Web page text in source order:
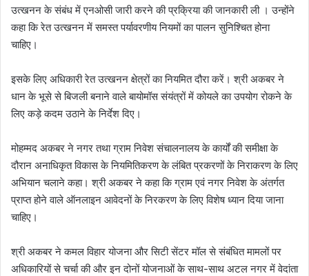
उत्खनन के संबंध में एनओसी जारी करने की प्रक्रिया की जानकारी ली । उन्होंने
कहा कि रेत उत्खनन में समस्त पर्यावरणीय नियमों का पालन सुनिश्चित होना
चाहिए।
इसके लिए अधिकारी रेत उत्खनन क्षेत्रों का नियमित दौरा करें। श्री अकबर ने
धान के भूसे से बिजली बनाने वाले बायोमॉस संयंत्रों में कोयले का उपयोग रोकने के
लिए कड़े कदम उठाने के निर्देश दिए।
मोहम्मद अकबर ने नगर तथा ग्राम निवेश संचालनालय के कार्यों की समीक्षा के
दौरान अनाधिकृत विकास के नियमितिकरण के लंबित प्रकरणों के निराकरण के लिए
अभियान चलाने कहा। श्री अकबर ने कहा कि ग्राम एवं नगर निवेश के अंतर्गत
प्राप्त होने वाले ऑनलाइन आवेदनों के निरकरण के लिए विशेष ध्यान दिया जाना
चाहिए।
श्री अकबर ने कमल विहार योजना और सिटी सेंटर मॉल से संबंधित मामलों पर
अधिकारियों से चर्चा की और इन दोनों योजनाओं के साथ-साथ अटल नगर में वेदांता